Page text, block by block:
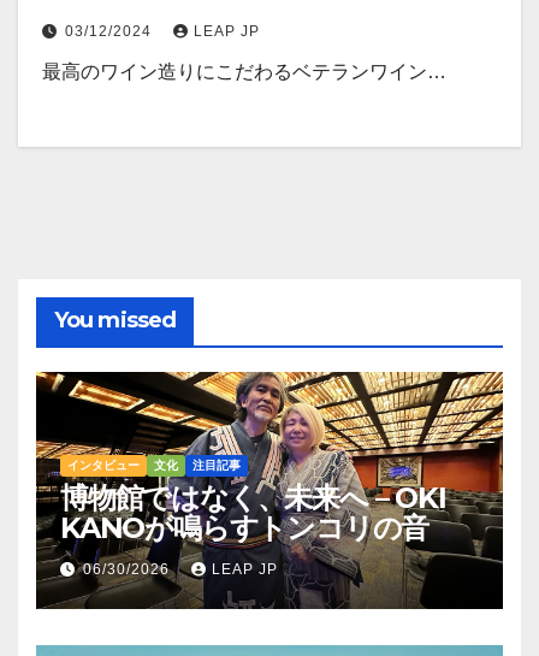
ンスを表現
03/12/2024 LEAP JP
最高のワイン造りにこだわるベテランワイン…
You missed
インタビュー 文化 注目記事
博物館ではなく、未来へ – OKI
KANOが鳴らすトンコリの音
06/30/2026 LEAP JP